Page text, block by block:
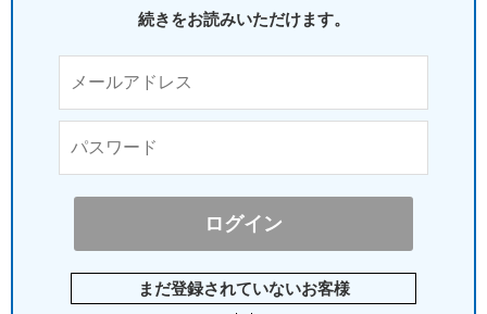
続きをお読みいただけます。
まだ登録されていないお客様